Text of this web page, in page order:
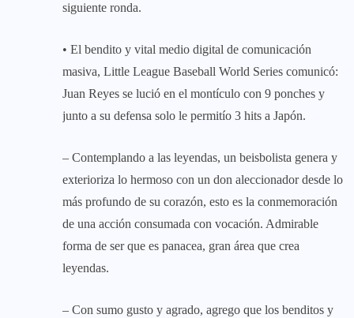
siguiente ronda.
• El bendito y vital medio digital de comunicación
masiva, Little League Baseball World Series comunicó:
Juan Reyes se lució en el montículo con 9 ponches y
junto a su defensa solo le permitío 3 hits a Japón.
– Contemplando a las leyendas, un beisbolista genera y
exterioriza lo hermoso con un don aleccionador desde lo
más profundo de su corazón, esto es la conmemoración
de una acción consumada con vocación. Admirable
forma de ser que es panacea, gran área que crea
leyendas.
– Con sumo gusto y agrado, agrego que los benditos y